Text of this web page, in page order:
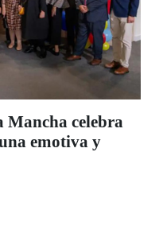
celebra
emotiva y